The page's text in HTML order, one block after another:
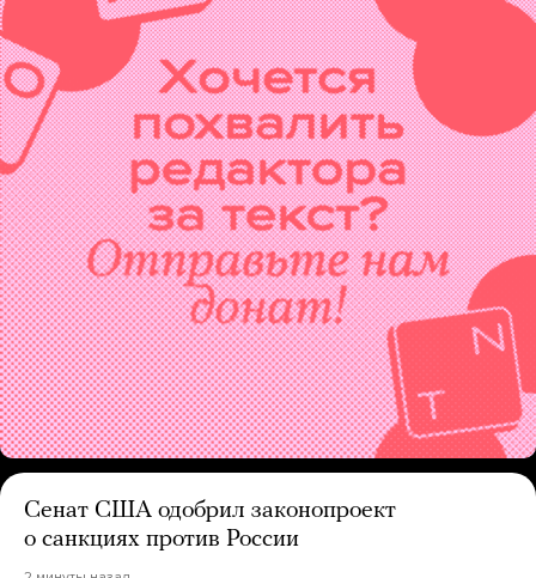
Сенат США одобрил законопроект
о санкциях против России